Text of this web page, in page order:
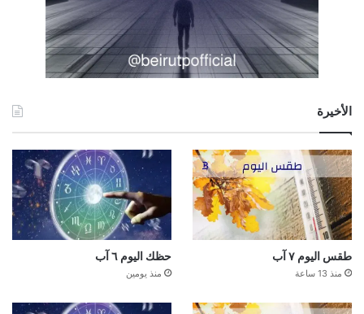
الأخيرة
طقس اليوم ٧ آب
منذ 13 ساعة
حظك اليوم ٦ آب
منذ يومين